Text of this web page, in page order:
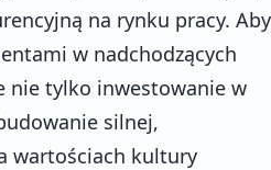
na rynku pracy. Aby
w nadchodzących
nie tylko inwestowanie w
silnej,
wartościach kultury